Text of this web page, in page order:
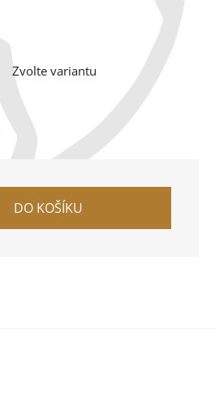
Zvolte variantu
DO KOŠÍKU